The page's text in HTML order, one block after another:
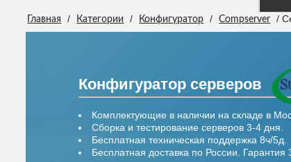
Главная / Категории / Конфигуратор / Compserver /
Конфигуратор серверов
Комплектующие в наличии на складе в
Сборка и тестирование серверов 3-4 дня.
Бесплатная техническая поддержка 8ч/5д.
Бесплатная доставка по России. Гарантия